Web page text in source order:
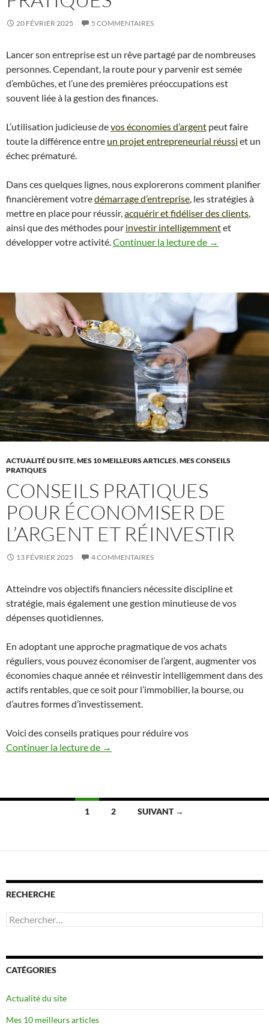
20 FÉVRIER 2025 5 COMMENTAIRES
Lancer son entreprise est un rêve partagé par de nombreuses
personnes. Cependant, la route pour y parvenir est semée
d’embûches, et l’une des premières préoccupations est
souvent liée à la gestion des finances.
L’utilisation judicieuse devos économies d’argent peut faire
toute la différence entre un projet entrepreneurial réussi et un
échec prématuré.
Dans ces quelques lignes, nous explorerons comment planifier
financièrement votredémarrage d’entreprise, les stratégies à
mettre en place pour réussir,acquérir et fidéliser des clients,
ainsi que des méthodes pour investir intelligemmentet
développer votre activité.Continuer la lecture de Se Lancer
→
ACTUALITÉ DU SITE,MES 10 MEILLEURS ARTICLES,MES CONSEILS
PRATIQUES
CONSEILS PRATIQUES
POUR ÉCONOMISER DE
L’ARGENT ET RÉINVESTIR
13 FÉVRIER 2025 4 COMMENTAIRES
Atteindre vos objectifs financiers nécessite discipline et
stratégie, mais également une gestion minutieuse de vos
dépenses quotidiennes.
En adoptant une approche pragmatique de vos achats
réguliers, vous pouvez économiser de l’argent, augmenter vos
économies chaque année et réinvestir intelligemment dans des
actifs rentables, que ce soit pour l’immobilier, la bourse, ou
d’autres formes d’investissement.
Voici des conseils pratiques pour réduire vos
Continuer la lecture de Conseils Pratiques pour Économiser de
→
articles
1 2 SUIVANT →
RECHERCHE
Rechercher :
CATÉGORIES
Actualité du site
Mes 10 meilleurs articles